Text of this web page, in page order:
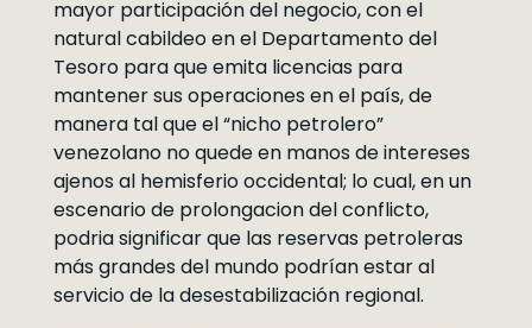
mayor participación del negocio, con el
natural cabildeo en el Departamento del
Tesoro para que emita licencias para
mantener sus operaciones en el país, de
manera tal que el “nicho petrolero”
venezolano no quede en manos de intereses
ajenos al hemisferio occidental; lo cual, en un
escenario de prolongacion del conflicto,
podria significar que las reservas petroleras
más grandes del mundo podrían estar al
servicio de la desestabilización regional.